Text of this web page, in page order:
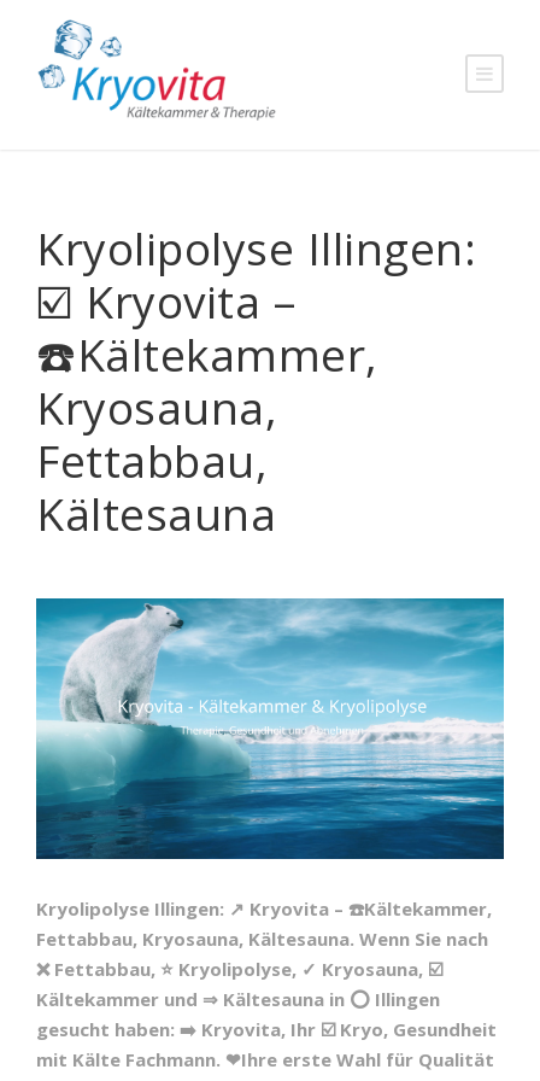
Kryolipolyse Illingen:
☑️ Kryovita –
☎️Kältekammer,
Kryosauna,
Fettabbau,
Kältesauna
Kryolipolyse Illingen: ↗️ Kryovita – ☎️Kältekammer,
Fettabbau, Kryosauna, Kältesauna. Wenn Sie nach
❌ Fettabbau, ⭐ Kryolipolyse, ✓ Kryosauna, ☑️
Kältekammer und ⇒ Kältesauna in ⭕ Illingen
gesucht haben: ➡️ Kryovita, Ihr ☑️ Kryo, Gesundheit
mit Kälte Fachmann. ❤Ihre erste Wahl für Qualität